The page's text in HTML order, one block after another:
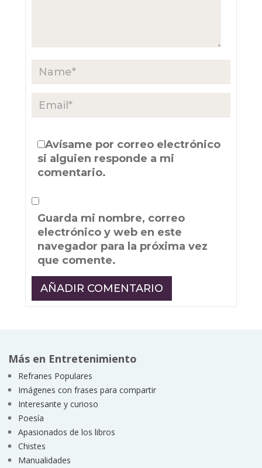
Avísame por correo electrónico
si alguien responde a mi
comentario.
Guarda mi nombre, correo
electrónico y web en este
navegador para la próxima vez
que comente.
Más en Entretenimiento
Refranes Populares
Imágenes con frases para compartir
Interesante y curioso
Poesía
Apasionados de los libros
Chistes
Manualidades